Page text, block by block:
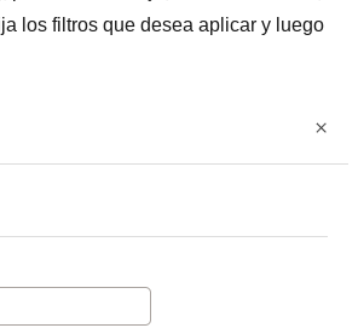
los filtros que desea aplicar y luego